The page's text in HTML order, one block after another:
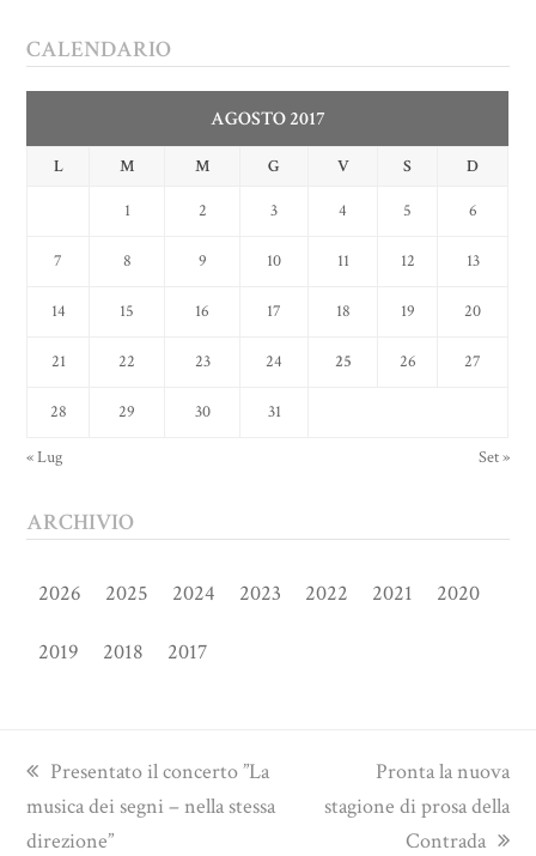
CALENDARIO
AGOSTO 2017
L M M G V S D
1 2 3 4 5 6
7 8 9 10 11 12 13
14 15 16 17 18 19 20
21 22 23 24 25 26 27
28 29 30 31
« Lug Set »
ARCHIVIO
2026 2025 2024 2023 2022 2021 2020
2019 2018 2017
previous
post:
Presentato il concerto ”La
musica dei segni – nella stessa
direzione”
next
post:
Pronta la nuova
stagione di prosa della
Contrada